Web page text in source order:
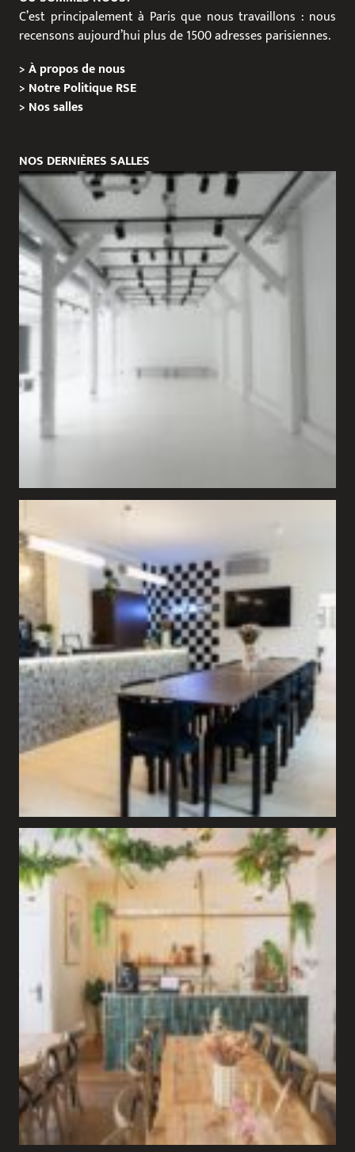
C’est principalement à Paris que nous travaillons : nous
recensons aujourd’hui plus de 1500 adresses parisiennes.
>À propos de nous
> Notre Politique RSE
> Nos salles
NOS DERNIÈRES SALLES